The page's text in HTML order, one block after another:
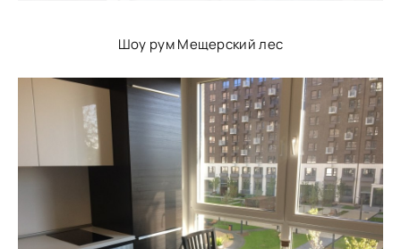
Шоу рум Мещерский лес